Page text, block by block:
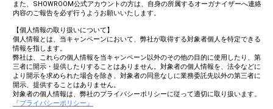
send them gifts.
To send performers paid items,
you must use Show Gold.
Close
また、SHOWROOM公式アカウントの方は、自身の所属するオーガナイザーへ連絡
内容のご報告を必ず行うようお願いいたします。
【個人情報の取り扱いについて】
個人情報とは、当キャンペーンにおいて、弊社が取得する対象者個人を特定できる
情報を指します。
弊社は、これらの個人情報を当キャンペーン以外のその他の目的に使用したり、第
三者に開示・提供したりすることはありません。対象者の個人情報を、法令などに
より開示を求められた場合を除き、対象者の同意なしに業務委託先以外の第三者に
開示、提供することはありません。
対象者の個人情報は、弊社のプライバシーポリシーに従って適切に取り扱います。
『プライバシーポリシー』